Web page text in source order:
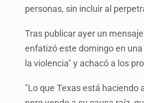
personas, sin incluir al
Tras publicar ayer un
enfatizó este domingo en
la violencia" y achacó a los
"Lo que Texas está haciendo